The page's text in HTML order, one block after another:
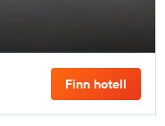
Finn hotell